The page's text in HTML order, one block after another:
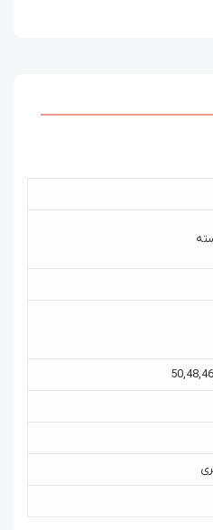
46
,
48
,
50